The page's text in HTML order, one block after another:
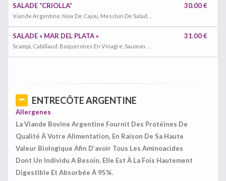
SALADE “CRIOLLA” 30.00 €
SALADE « MAR DEL PLATA » 31.00 €
ENTRECÔTE ARGENTINE
Allergenes
La Viande Bovine Argentine Fournit Des Protéines De
Qualité À Votre Alimentation, En Raison De Sa Haute
Valeur Biologique Afin D’avoir Tous Les Aminoacides
Dont Un Individu A Besoin. Elle Est À La Fois Hautement
Digestible Et Absorbée À 95%.